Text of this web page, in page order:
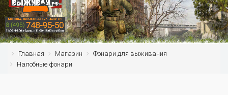
Главная Магазин
Фонари для выживания
Налобные фонари